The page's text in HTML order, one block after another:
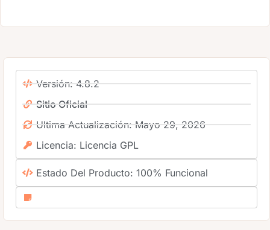
Versión: 4.8.2
Sitio Oficial
Ultima Actualización: Mayo 29, 2026
Licencia: Licencia GPL
Estado Del Producto: 100% Funcional